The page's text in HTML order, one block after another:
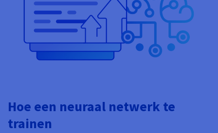
Hoe een neuraal netwerk te
trainen